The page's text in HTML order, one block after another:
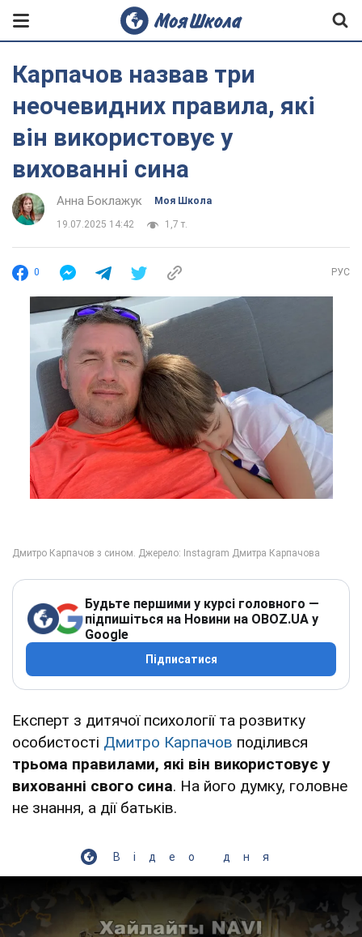
Карпачов назвав три
неочевидних правила, які
він використовує у
вихованні сина
Анна Боклажук Моя Школа
19.07.2025 14:42 1,7 т.
0 РУС
Будьте першими у курсі головного —
підпишіться на Новини на OBOZ.UA у
Google
Підписатися
Експерт з дитячої психології та розвитку
особистості Дмитро Карпачов поділився
трьома правилами, які він використовує у
вихованні свого сина. На його думку, головне
не знання, а дії батьків.
Відео дня